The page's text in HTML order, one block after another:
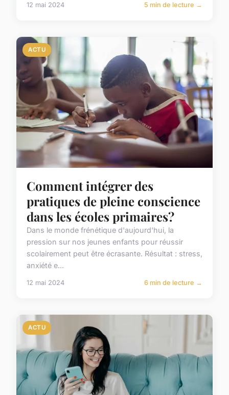
12 mai 2024 5 min de lecture →
ACTU
Comment intégrer des
pratiques de pleine conscience
dans les écoles primaires?
Dans le monde frénétique d'aujourd'hui, la
pression sur nos jeunes enfants pour réussir
scolairement peut être écrasante. Résultat : stress,
anxiété e...
12 mai 2024 6 min de lecture →
ACTU